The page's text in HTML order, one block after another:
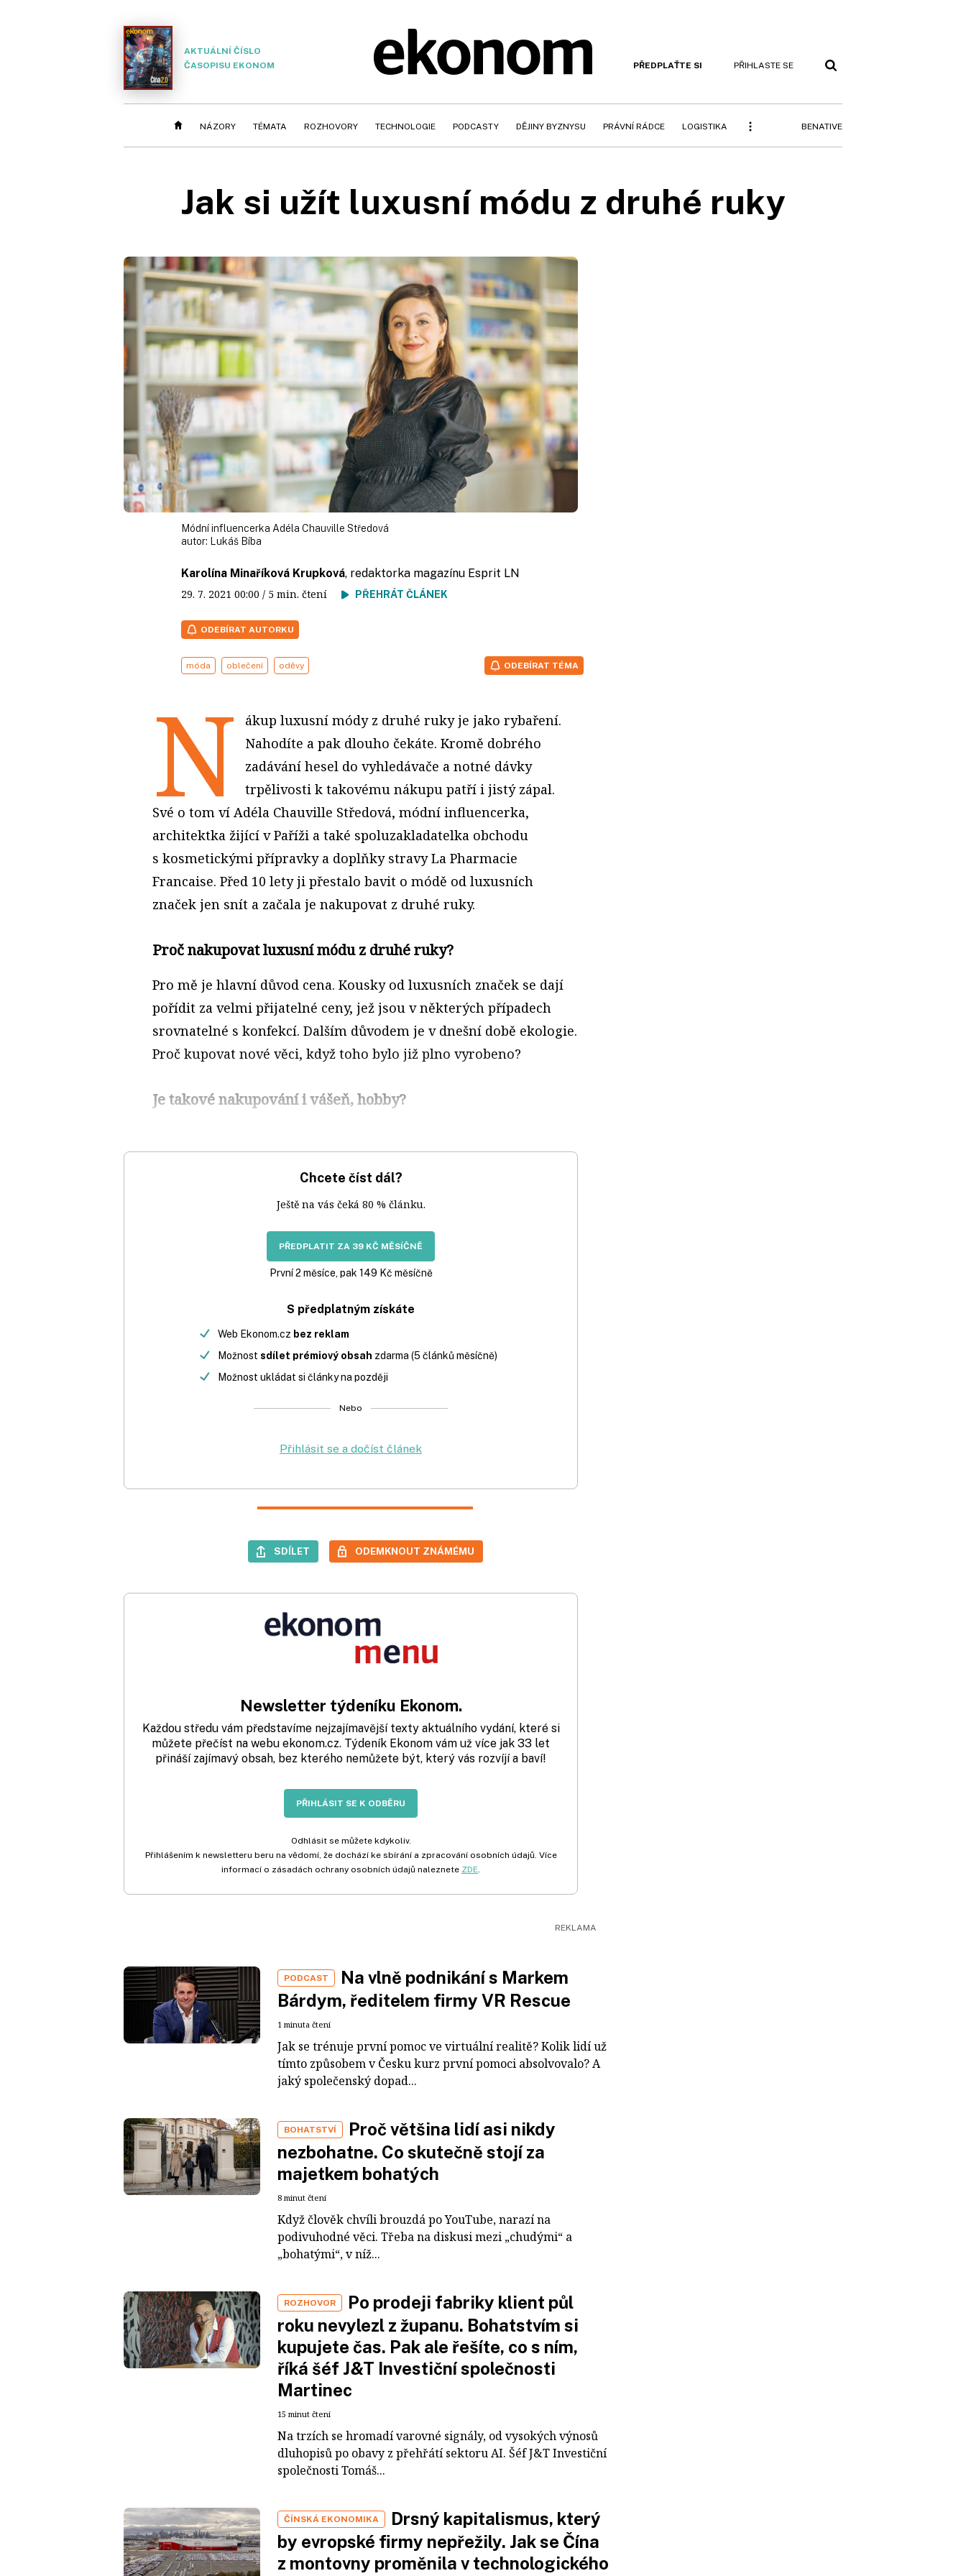
AKTUÁLNÍ ČÍSLO
ČASOPISU EKONOM
PŘEDPLAŤTE SI PŘIHLASTE SE
NÁZORY TÉMATA ROZHOVORY TECHNOLOGIE PODCASTY DĚJINY BYZNYSU PRÁVNÍ RÁDCE LOGISTIKA BENATIVE
Jak si užít luxusní módu z druhé ruky
Módní influencerka Adéla Chauville Středová
autor: Lukáš Bíba
Karolína Minaříková Krupková, redaktorka magazínu Esprit LN
29. 7. 2021 00:00 / 5 min. čtení PŘEHRÁT ČLÁNEK
ODEBÍRAT AUTORKU
móda oblečení oděvy ODEBÍRAT TÉMA
N
ákup luxusní módy z druhé ruky je jako rybaření.
Nahodíte a pak dlouho čekáte. Kromě dobrého
zadávání hesel do vyhledávače a notné dávky
trpělivosti k takovému nákupu patří i jistý zápal.
Své o tom ví Adéla Chauville Středová, módní influencerka,
architektka žijící v Paříži a také spoluzakladatelka obchodu
s kosmetickými přípravky a doplňky stravy La Pharmacie
Francaise. Před 10 lety ji přestalo bavit o módě od luxusních
značek jen snít a začala je nakupovat z druhé ruky.
Proč nakupovat luxusní módu z druhé ruky?
Pro mě je hlavní důvod cena. Kousky od luxusních značek se dají
pořídit za velmi přijatelné ceny, jež jsou v některých případech
srovnatelné s konfekcí. Dalším důvodem je v dnešní době ekologie.
Proč kupovat nové věci, když toho bylo již plno vyrobeno?
Je takové nakupování i vášeň, hobby?
Chcete číst dál?
Ještě na vás čeká 80 % článku.
PŘEDPLATIT ZA 39 KČ MĚSÍČNĚ
První 2 měsíce, pak 149 Kč měsíčně
S předplatným získáte
Web Ekonom.cz bez reklam
Možnost sdílet prémiový obsah zdarma (5 článků měsíčně)
Možnost ukládat si články na později
Nebo
Přihlásit se a dočíst článek
SDÍLET ODEMKNOUT ZNÁMÉMU
Newsletter týdeníku Ekonom.
Každou středu vám představíme nejzajímavější texty aktuálního vydání, které si
můžete přečíst na webu ekonom.cz. Týdeník Ekonom vám už více jak 33 let
přináší zajímavý obsah, bez kterého nemůžete být, který vás rozvíjí a baví!
PŘIHLÁSIT SE K ODBĚRU
Odhlásit se můžete kdykoliv.
Přihlášením k newsletteru beru na vědomí, že dochází ke sbírání a zpracování osobních údajů. Více
informací o zásadách ochrany osobních údajů naleznete ZDE
PODCAST
Na vlně podnikání s Markem
Bárdym, ředitelem firmy VR Rescue
1 minuta čtení
Jak se trénuje první pomoc ve virtuální realitě? Kolik lidí už
tímto způsobem v Česku kurz první pomoci absolvovalo? A
jaký společenský dopad...
BOHATSTVÍ
Proč většina lidí asi nikdy
nezbohatne. Co skutečně stojí za
majetkem bohatých
8 minut čtení
Když člověk chvíli brouzdá po YouTube, narazí na
podivuhodné věci. Třeba na diskusi mezi „chudými“ a
„bohatými“, v níž...
ROZHOVOR
Po prodeji fabriky klient půl
roku nevylezl z županu. Bohatstvím si
kupujete čas. Pak ale řešíte, co s ním,
říká šéf J&T Investiční společnosti
Martinec
15 minut čtení
Na trzích se hromadí varovné signály, od vysokých výnosů
dluhopisů po obavy z přehřátí sektoru AI. Šéf J&T Investiční
společnosti Tomáš...
ČÍNSKÁ EKONOMIKA
Drsný kapitalismus, který
by evropské firmy nepřežily. Jak se Čína
z montovny proměnila v technologického